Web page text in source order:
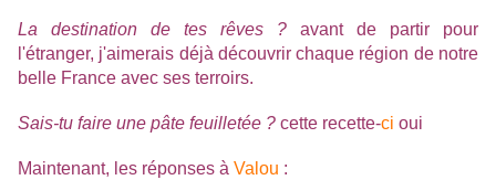
La destination de tes rêves ? avant de partir pour
l'étranger, j'aimerais déjà découvrir chaque région de notre
belle France avec ses terroirs.
Sais-tu faire une pâte feuilletée ? cette recette-ci oui
Maintenant, les réponses à Valou :